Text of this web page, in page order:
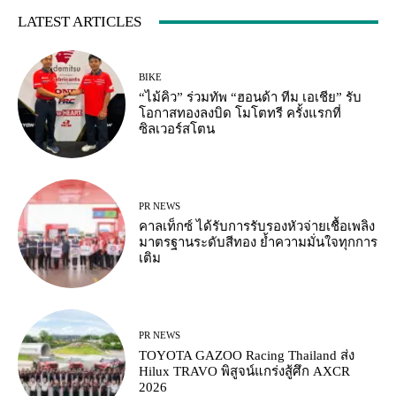
LATEST ARTICLES
BIKE
“ไม้คิว” ร่วมทัพ “ฮอนด้า ทีม เอเชีย” รับ
โอกาสทองลงบิด โมโตทรี ครั้งแรกที่
ซิลเวอร์สโตน
PR NEWS
คาลเท็กซ์ ได้รับการรับรองหัวจ่ายเชื้อเพลิง
มาตรฐานระดับสีทอง ย้ำความมั่นใจทุกการ
เติม
PR NEWS
TOYOTA GAZOO Racing Thailand ส่ง
Hilux TRAVO พิสูจน์แกร่งสู้ศึก AXCR
2026